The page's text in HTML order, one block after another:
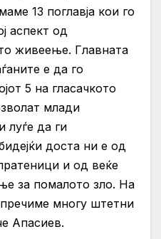
13 поглавја кои го
аспект од
живеење. Главната
е да го
5 на гласачкото
млади
луѓе да ги
доста ни е од
и од веќе
за помалото зло. На
многу штетни
Апасиев.